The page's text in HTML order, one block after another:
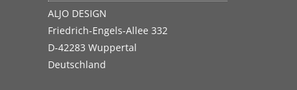
ALJO DESIGN
Friedrich-Engels-Allee 332
D-42283 Wuppertal
Deutschland